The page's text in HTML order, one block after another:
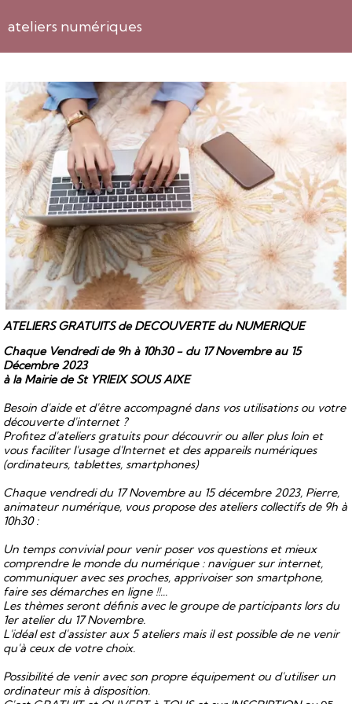
ateliers numériques
ATELIERS GRATUITS de DECOUVERTE du NUMERIQUE
Chaque Vendredi de 9h à 10h30 - du 17 Novembre au 15
Décembre 2023
à la Mairie de St YRIEIX SOUS AIXE
Besoin d'aide et d'être accompagné dans vos utilisations ou votre
découverte d'internet ?
Profitez d'ateliers gratuits pour découvrir ou aller plus loin et
vous faciliter l'usage d'Internet et des appareils numériques
(ordinateurs, tablettes, smartphones)
Chaque vendredi du 17 Novembre au 15 décembre 2023, Pierre,
animateur numérique, vous propose des ateliers collectifs de 9h à
10h30 :
Un temps convivial pour venir poser vos questions et mieux
comprendre le monde du numérique : naviguer sur internet,
communiquer avec ses proches, apprivoiser son smartphone,
faire ses démarches en ligne !!...
Les thèmes seront définis avec le groupe de participants lors du
1er atelier du 17 Novembre.
L'idéal est d'assister aux 5 ateliers mais il est possible de ne venir
qu'à ceux de votre choix.
Possibilité de venir avec son propre équipement ou d'utiliser un
ordinateur mis à disposition.